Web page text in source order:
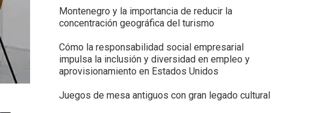
Montenegro y la importancia de reducir la
concentración geográfica del turismo
Cómo la responsabilidad social empresarial
impulsa la inclusión y diversidad en empleo y
aprovisionamiento en Estados Unidos
Juegos de mesa antiguos con gran legado cultural